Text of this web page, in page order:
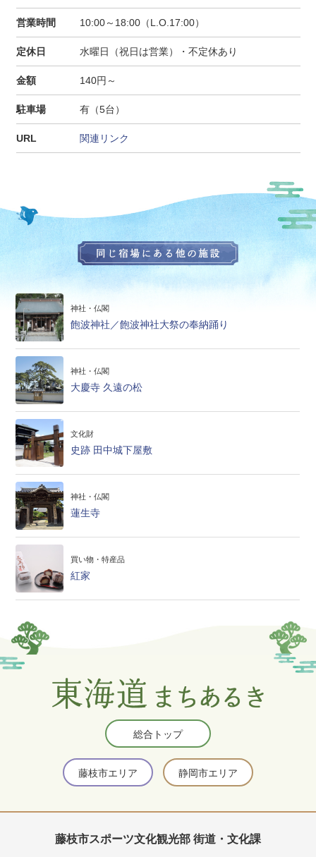
営業時間 10:00～18:00（L.O.17:00）
定休日 水曜日（祝日は営業）・不定休あり
金額 140円～
駐車場 有（5台）
URL 関連リンク
神社・仏閣
飽波神社／飽波神社大祭の奉納踊り
神社・仏閣
大慶寺 久遠の松
文化財
史跡 田中城下屋敷
神社・仏閣
蓮生寺
買い物・特産品
紅家
総合トップ
藤枝市エリア 静岡市エリア
藤枝市スポーツ文化観光部 街道・文化課